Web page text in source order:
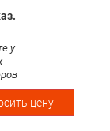
у
цену